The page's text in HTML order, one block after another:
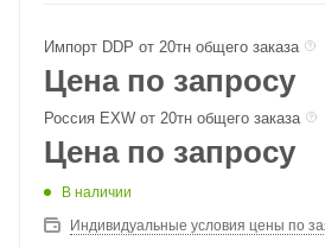
Импорт DDP от 20тн общего заказа
Цена по запросу
Россия EXW от 20тн общего заказа
Цена по запросу
В наличии
Индивидуальные условия цены по